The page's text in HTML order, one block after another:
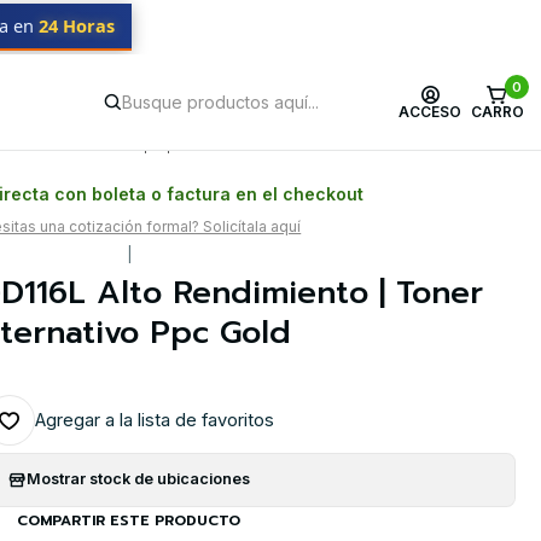
ACCESO
0
CARRO
en 24 Horas
Ppc Gold
con boleta o factura en el checkout
una cotización formal? Solicítala aquí
Alto Rendimiento | Toner
Ppc Gold
Agregar a la lista de favoritos
Mostrar stock de ubicaciones
COMPARTIR ESTE PRODUCTO